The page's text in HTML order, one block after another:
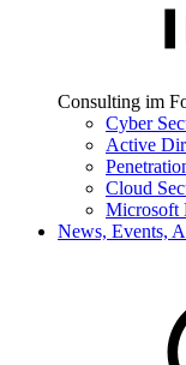
Consulting im
Cyber
Active
Cloud
Microsoft
News, Events,